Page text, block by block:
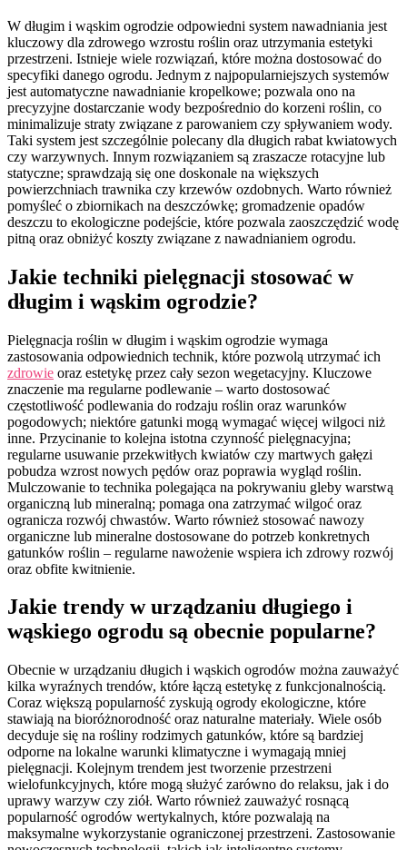
W długim i wąskim ogrodzie odpowiedni system nawadniania jest
kluczowy dla zdrowego wzrostu roślin oraz utrzymania estetyki
przestrzeni. Istnieje wiele rozwiązań, które można dostosować do
specyfiki danego ogrodu. Jednym z najpopularniejszych systemów
jest automatyczne nawadnianie kropelkowe; pozwala ono na
precyzyjne dostarczanie wody bezpośrednio do korzeni roślin, co
minimalizuje straty związane z parowaniem czy spływaniem wody.
Taki system jest szczególnie polecany dla długich rabat kwiatowych
czy warzywnych. Innym rozwiązaniem są zraszacze rotacyjne lub
statyczne; sprawdzają się one doskonale na większych
powierzchniach trawnika czy krzewów ozdobnych. Warto również
pomyśleć o zbiornikach na deszczówkę; gromadzenie opadów
deszczu to ekologiczne podejście, które pozwala zaoszczędzić wodę
pitną oraz obniżyć koszty związane z nawadnianiem ogrodu.
Jakie techniki pielęgnacji stosować w
długim i wąskim ogrodzie?
Pielęgnacja roślin w długim i wąskim ogrodzie wymaga
zastosowania odpowiednich technik, które pozwolą utrzymać ich
zdrowie oraz estetykę przez cały sezon wegetacyjny. Kluczowe
znaczenie ma regularne podlewanie – warto dostosować
częstotliwość podlewania do rodzaju roślin oraz warunków
pogodowych; niektóre gatunki mogą wymagać więcej wilgoci niż
inne. Przycinanie to kolejna istotna czynność pielęgnacyjna;
regularne usuwanie przekwitłych kwiatów czy martwych gałęzi
pobudza wzrost nowych pędów oraz poprawia wygląd roślin.
Mulczowanie to technika polegająca na pokrywaniu gleby warstwą
organiczną lub mineralną; pomaga ona zatrzymać wilgoć oraz
ogranicza rozwój chwastów. Warto również stosować nawozy
organiczne lub mineralne dostosowane do potrzeb konkretnych
gatunków roślin – regularne nawożenie wspiera ich zdrowy rozwój
oraz obfite kwitnienie.
Jakie trendy w urządzaniu długiego i
wąskiego ogrodu są obecnie popularne?
Obecnie w urządzaniu długich i wąskich ogrodów można zauważyć
kilka wyraźnych trendów, które łączą estetykę z funkcjonalnością.
Coraz większą popularność zyskują ogrody ekologiczne, które
stawiają na bioróżnorodność oraz naturalne materiały. Wiele osób
decyduje się na rośliny rodzimych gatunków, które są bardziej
odporne na lokalne warunki klimatyczne i wymagają mniej
pielęgnacji. Kolejnym trendem jest tworzenie przestrzeni
wielofunkcyjnych, które mogą służyć zarówno do relaksu, jak i do
uprawy warzyw czy ziół. Warto również zauważyć rosnącą
popularność ogrodów wertykalnych, które pozwalają na
maksymalne wykorzystanie ograniczonej przestrzeni. Zastosowanie